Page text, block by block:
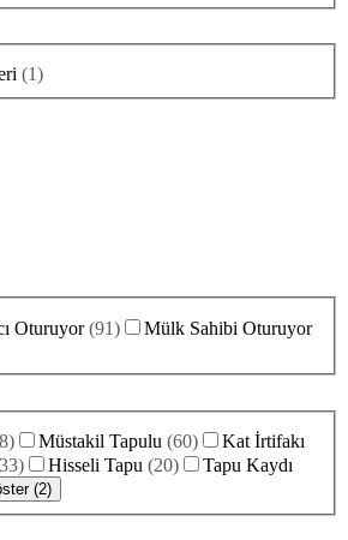
(1)
Oturuyor (91)
Mülk Sahibi Oturuyor
) Müstakil Tapulu (60)
Kat İrtifakı
33) Hisseli Tapu (20)
Tapu Kaydı
(2)